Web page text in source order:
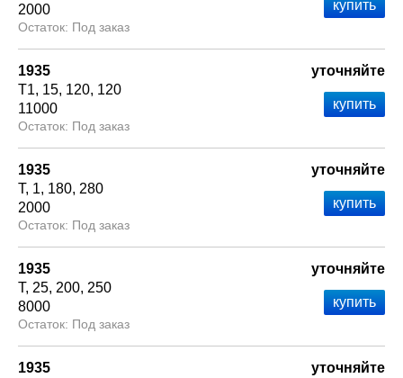
2000
Под заказ
1935
Т1 15 120 120
11000
Под заказ
уточняйте
1935
Т 1 180 280
2000
Под заказ
уточняйте
1935
Т 25 200 250
8000
Под заказ
уточняйте
1935
уточняйте